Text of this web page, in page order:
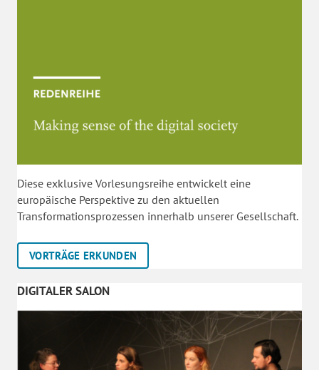
Diese exklusive Vorlesungsreihe entwickelt eine
europäische Perspektive zu den aktuellen
Transformationsprozessen innerhalb unserer Gesellschaft.
VORTRÄGE ERKUNDEN
DIGITALER SALON